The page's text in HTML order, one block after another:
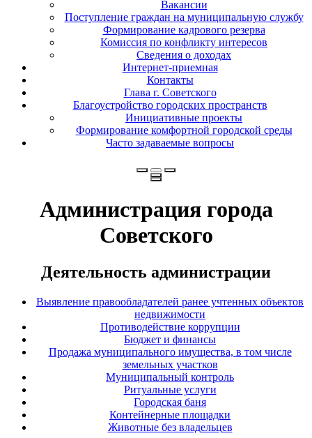
Вакансии
Поступление граждан на муниципальную службу
Формирование кадрового резерва
Комиссия по конфликту интересов
Сведения о доходах
Интернет-приемная
Контакты
Глава г. Советского
Благоустройство городских пространств
Инициативные проекты
Формирование комфортной городской среды
Часто задаваемые вопросы
Администрация города
Советского
Деятельность администрации
Выявление правообладателей ранее учтенных объектов
недвижимости
Противодействие коррупции
Бюджет и финансы
Продажа муниципального имущества, в том числе
земельных участков
Муниципальный контроль
Ритуальные услуги
Городская баня
Контейнерные площадки
Животные без владельцев